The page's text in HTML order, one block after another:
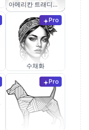
아메리칸 트래디셔널
Pro
수채화
Pro